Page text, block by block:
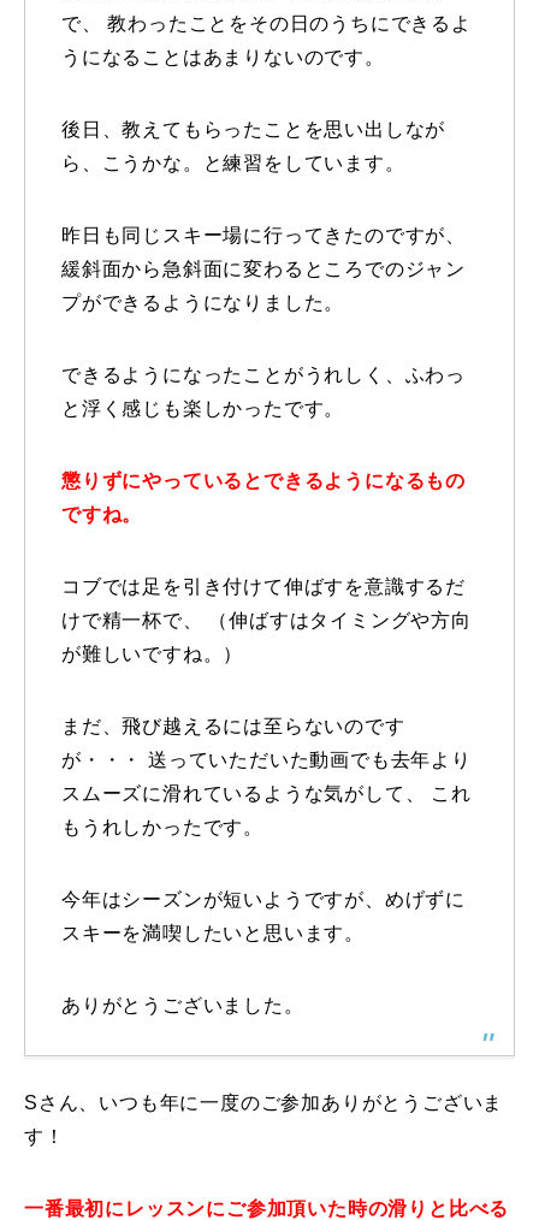
コブレッスン参加のお客様の声
よくある質問
レッスン内容について
レッスン周辺に関して
動画で学ぶ
レッスン動画一覧
Online Store
コブ斜面の滑り方解説動画
無料プレゼント動画
プレゼント付メルマガ
常時メルマガ
お問合せ 特定商取引法に基づく表記 プライバシーポリシー
で、 教わったことをその日のうちにできるよ
うになることはあまりないのです。
後日、教えてもらったことを思い出しなが
ら、こうかな。と練習をしています。
昨日も同じスキー場に行ってきたのですが、
緩斜面から急斜面に変わるところでのジャン
プができるようになりました。
できるようになったことがうれしく、ふわっ
と浮く感じも楽しかったです。
懲りずにやっているとできるようになるもの
ですね。
コブでは足を引き付けて伸ばすを意識するだ
けで精一杯で、 （伸ばすはタイミングや方向
が難しいですね。）
まだ、飛び越えるには至らないのです
が・・・ 送っていただいた動画でも去年より
スムーズに滑れているような気がして、 これ
もうれしかったです。
今年はシーズンが短いようですが、めげずに
スキーを満喫したいと思います。
ありがとうございました。
Sさん、いつも年に一度のご参加ありがとうございま
す！
一番最初にレッスンにご参加頂いた時の滑りと比べる